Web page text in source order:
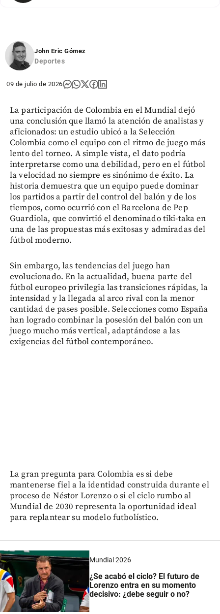
John Eric Gómez
Deportes
09 de julio de 2026
La participación de Colombia en el Mundial dejó
una conclusión que llamó la atención de analistas y
aficionados: un estudio ubicó a la Selección
Colombia como el equipo con el ritmo de juego más
lento del torneo. A simple vista, el dato podría
interpretarse como una debilidad, pero en el fútbol
la velocidad no siempre es sinónimo de éxito. La
historia demuestra que un equipo puede dominar
los partidos a partir del control del balón y de los
tiempos, como ocurrió con el Barcelona de Pep
Guardiola, que convirtió el denominado tiki-taka en
una de las propuestas más exitosas y admiradas del
fútbol moderno.
Sin embargo, las tendencias del juego han
evolucionado. En la actualidad, buena parte del
fútbol europeo privilegia las transiciones rápidas, la
intensidad y la llegada al arco rival con la menor
cantidad de pases posible. Selecciones como España
han logrado combinar la posesión del balón con un
juego mucho más vertical, adaptándose a las
exigencias del fútbol contemporáneo.
La gran pregunta para Colombia es si debe
mantenerse fiel a la identidad construida durante el
proceso de Néstor Lorenzo o si el ciclo rumbo al
Mundial de 2030 representa la oportunidad ideal
para replantear su modelo futbolístico.
Mundial 2026
¿Se acabó el ciclo? El futuro de
Lorenzo entra en su momento
decisivo: ¿debe seguir o no?